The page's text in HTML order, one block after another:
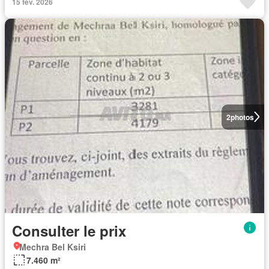
2photos
Consulter le prix
Mechra Bel Ksiri
7.460 m²